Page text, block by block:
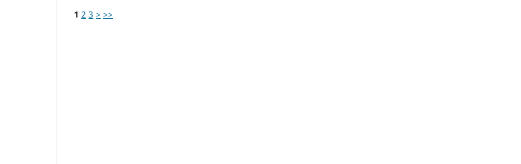
1 2 3 > >>